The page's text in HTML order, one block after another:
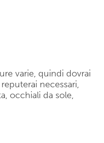
varie, quindi dovrai
necessari,
occhiali da sole,